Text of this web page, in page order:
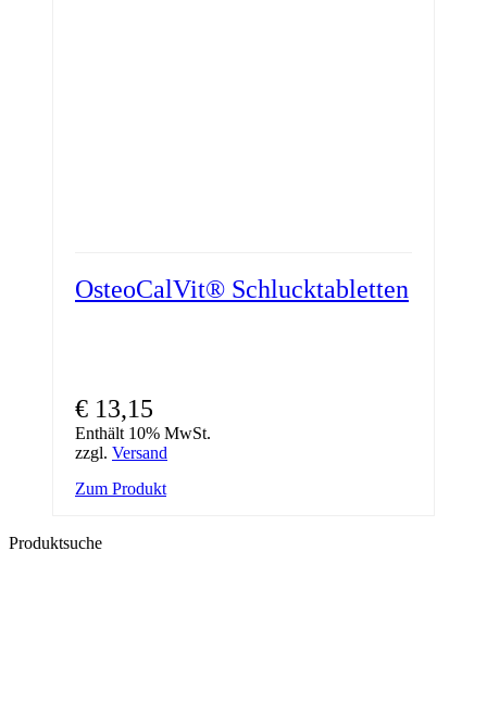
OsteoCalVit® Schlucktabletten
€ 13,15
Enthält 10% MwSt.
zzgl. Versand
Zum Produkt
Produktsuche